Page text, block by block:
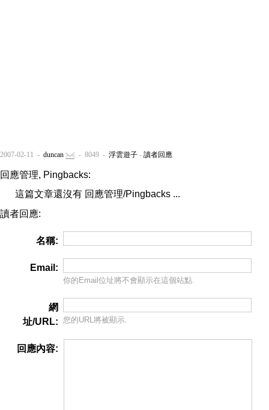
2007-02-11 - duncan - 8049 - 浮雲遊子 - 讀者回應
回應管理, Pingbacks:
這篇文章還沒有 回應管理/Pingbacks ...
讀者回應:
名稱:
Email:
你的Email位址將不會顯示在這個站點.
網
址/URL: 您的URL將被顯示.
回應內容: